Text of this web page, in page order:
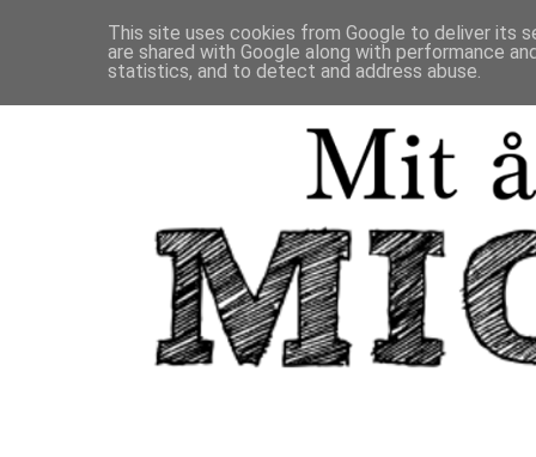
This site uses cookies from Google to deliver its
are shared with Google along with performance
statistics, and to detect and address abuse.